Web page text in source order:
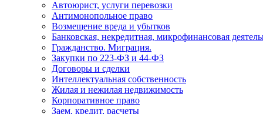
Автоюрист, услуги перевозки
Антимонопольное право
Возмещение вреда и убытков
Банковская, некредитная, микрофинансовая
Гражданство. Миграция.
Закупки по 223-ФЗ и 44-ФЗ
Договоры и сделки
Интеллектуальная собственность
Жилая и нежилая недвижимость
Корпоративное право
Заем, кредит, расчеты